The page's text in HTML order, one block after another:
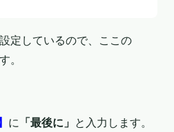
定しているので、ここの
。
に 「最後に」 と入力します。